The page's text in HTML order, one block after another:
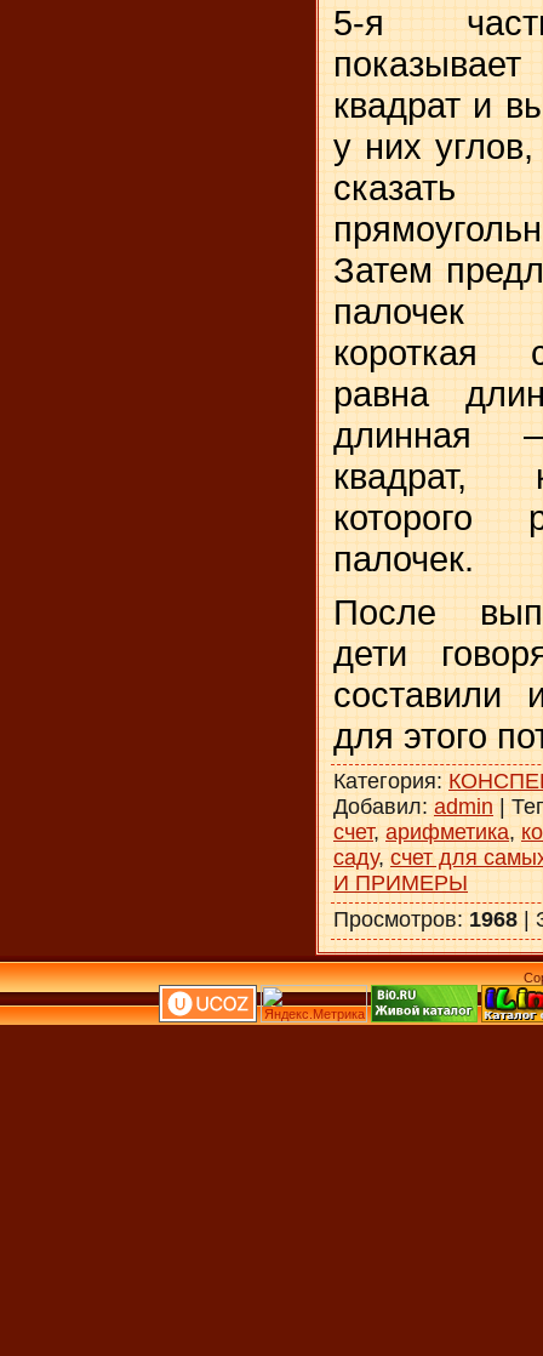
5-я
квадрат и
у них
Затем
палочек
короткая
равна
длинная
квадрат,
палочек.
После
дети
соста­вили
для этого
Категория:
Добавил: admin |
счет, арифметика,
саду, счет для
И ПРИМЕРЫ
Просмотров: 1968 |